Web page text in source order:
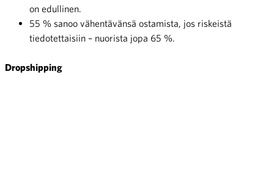
on edullinen.
55 % sanoo vähentävänsä ostamista, jos riskeistä
tiedotettaisiin – nuorista jopa 65 %.
Dropshipping